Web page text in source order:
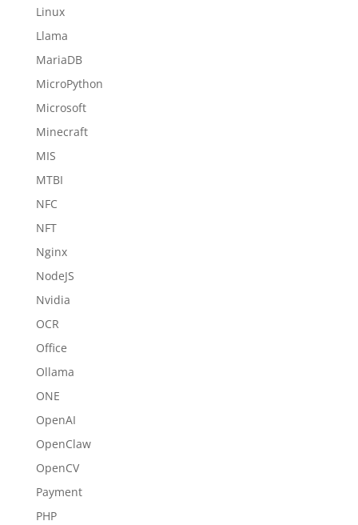
Linux
Llama
MariaDB
MicroPython
Microsoft
Minecraft
MIS
MTBI
NFC
NFT
Nginx
NodeJS
Nvidia
OCR
Office
Ollama
ONE
OpenAI
OpenClaw
OpenCV
Payment
PHP